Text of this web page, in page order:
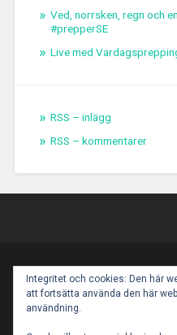
Ved, norrsken, regn och
#prepperSE
Live med
RSS – inlägg
RSS – kommentarer
PROUDLY POWERED
BASKERVILLE 2
Integritet och cookies: Den här
att fortsätta använda den här
användning.